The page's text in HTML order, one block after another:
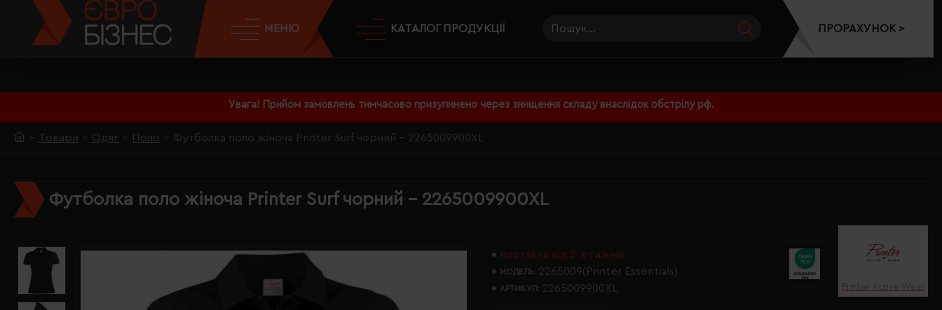
Увага! Прийом замовлень тимчасово призупинено через знищення складу внаслідок обстрілу рф.
МЕНЮ КАТАЛОГ ПРОДУКЦІЇ ПРОРАХУНОК >
Товари Одяг Поло Футболка поло жіноча Printer Surf чорний - 2265009900XL
Футболка поло жіноча Printer Surf чорний - 2265009900XL
поставка від 2-х тижнів
МОДЕЛЬ: 2265009(Printer Essentials)
АРТИКУЛ: 2265009900XL Printer Active Wear